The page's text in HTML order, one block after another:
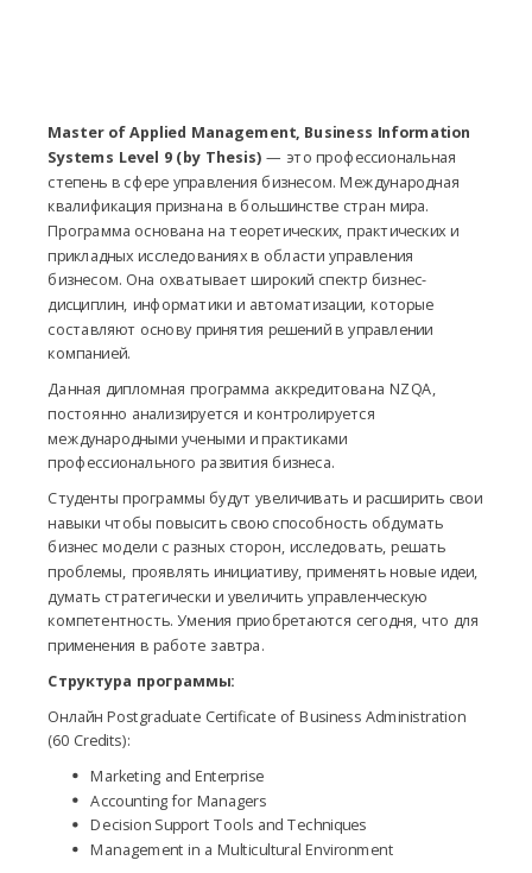
Master of Applied Management, Business Information
Systems Level 9 (by Thesis) — это профессиональная
степень в сфере управления бизнесом. Международная
квалификация признана в большинстве стран мира.
Программа основана на теоретических, практических и
прикладных исследованиях в области управления
бизнесом. Она охватывает широкий спектр бизнес-
дисциплин, информатики и автоматизации, которые
составляют основу принятия решений в управлении
компанией.
Данная дипломная программа аккредитована NZQA,
постоянно анализируется и контролируется
международными учеными и практиками
профессионального развития бизнеса.
Студенты программы будут увеличивать и расширить свои
навыки чтобы повысить свою способность обдумать
бизнес модели с разных сторон, исследовать, решать
проблемы, проявлять инициативу, применять новые идеи,
думать стратегически и увеличить управленческую
компетентность. Умения приобретаются сегодня, что для
применения в работе завтра.
Структура программы:
Онлайн Postgraduate Certificate of Business Administration
(60 Credits):
Marketing and Enterprise
Accounting for Managers
Decision Support Tools and Techniques
Management in a Multicultural Environment